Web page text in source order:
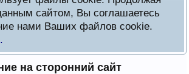
сайтом, Вы соглашаетесь
нами Ваших файлов cookie.
на сторонний сайт